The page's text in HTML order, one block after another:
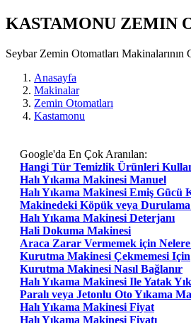
KASTAMONU ZEMIN
Seybar Zemin Otomatları
Anasayfa
Makinalar
Zemin Otomatları
Kastamonu
Google'da En Çok Aranılan:
Hangi Tür Temizlik Ürünleri
Halı Yıkama Makinesi Manuel
Halı Yıkama Makinesi Emiş Gücü
Makinedeki Köpük veya Durulama
Halı Yıkama Makinesi Deterjanı
Hali Dokuma Makinesi
Araca Zarar Vermemek için
Kurutma Makinesi Çekmemesi Için
Kurutma Makinesi Nasıl Bağlanır
Halı Yıkama Makinesi Ile Yatak
Paralı veya Jetonlu Oto Yıkama
Halı Yıkama Makinesi Fiyat
Halı Yıkama Makinesi Fiyatı